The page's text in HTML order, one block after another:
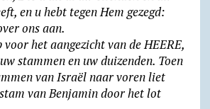
en u hebt tegen Hem gezegd:
ons aan.
het aangezicht van de HEERE,
stammen en uw duizenden. Toen
van Israël naar voren liet
van Benjamin door het lot